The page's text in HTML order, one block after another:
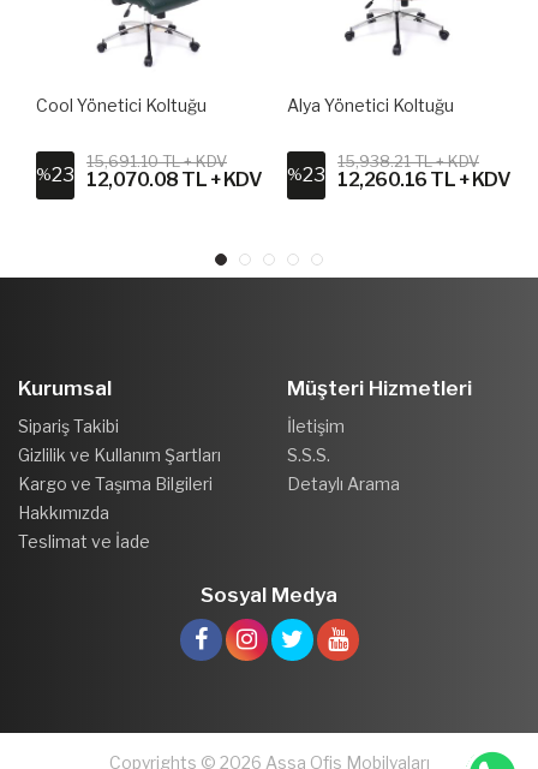
Cool Yönetici Koltuğu
%23
15,691.10 TL + KDV
12,070.08 TL + KDV
Alya Yönetici Koltuğu
%23
15,938.21 TL + KDV
12,260.16 TL + KDV
Kurumsal
Sipariş Takibi
Gizlilik ve Kullanım Şartları
Kargo ve Taşıma Bilgileri
Hakkımızda
Teslimat ve İade
Müşteri Hizmetleri
İletişim
S.S.S.
Detaylı Arama
Sosyal Medya
Copyrights © 2026 Assa Ofis Mobilyaları